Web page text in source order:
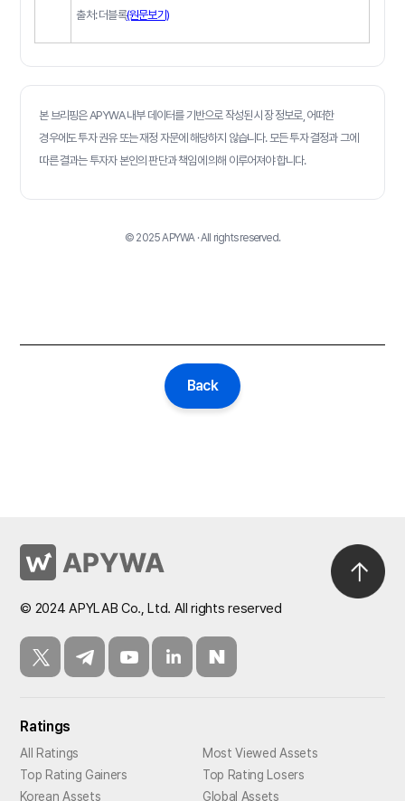
출처: 더블록(원문보기)
본 브리핑은 APYWA 내부 데이터를 기반으로 작성된 시장 정보로, 어떠한
경우에도 투자 권유 또는 재정 자문에 해당하지 않습니다. 모든 투자 결정과 그에
따른 결과는 투자자 본인의 판단과 책임에 의해 이루어져야 합니다.
© 2025 APYWA · All rights reserved.
Back
© 2024 APYLAB Co., Ltd. All rights reserved
Ratings
All Ratings
Most Viewed Assets
Top Rating Gainers
Top Rating Losers
Korean Assets
Global Assets